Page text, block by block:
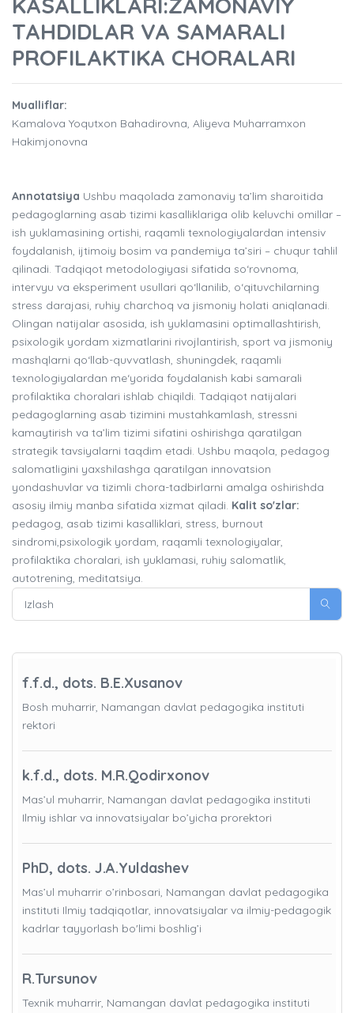
TAHDIDLAR VA SAMARALI
PROFILAKTIKA CHORALARI
Mualliflar:
Kamalova Yoqutxon Bahadirovna, Aliyeva Muharramxon
Hakimjonovna
Annotatsiya Ushbu maqolada zamonaviy ta’lim sharoitida
pedagoglarning asab tizimi kasalliklariga olib keluvchi omillar –
ish yuklamasining ortishi, raqamli texnologiyalardan intensiv
foydalanish, ijtimoiy bosim va pandemiya ta’siri – chuqur tahlil
qilinadi. Tadqiqot metodologiyasi sifatida so‘rovnoma,
intervyu va eksperiment usullari qo‘llanilib, o‘qituvchilarning
stress darajasi, ruhiy charchoq va jismoniy holati aniqlanadi.
Olingan natijalar asosida, ish yuklamasini optimallashtirish,
psixologik yordam xizmatlarini rivojlantirish, sport va jismoniy
mashqlarni qo‘llab-quvvatlash, shuningdek, raqamli
texnologiyalardan me‘yorida foydalanish kabi samarali
profilaktika choralari ishlab chiqildi. Tadqiqot natijalari
pedagoglarning asab tizimini mustahkamlash, stressni
kamaytirish va ta’lim tizimi sifatini oshirishga qaratilgan
strategik tavsiyalarni taqdim etadi. Ushbu maqola, pedagog
salomatligini yaxshilashga qaratilgan innovatsion
yondashuvlar va tizimli chora-tadbirlarni amalga oshirishda
asosiy ilmiy manba sifatida xizmat qiladi. Kalit so'zlar:
pedagog, asab tizimi kasalliklari, stress, burnout
sindromi,psixologik yordam, raqamli texnologiyalar,
profilaktika choralari, ish yuklamasi, ruhiy salomatlik,
autotrening, meditatsiya.
f.f.d., dots. B.E.Xusanov
Bosh muharrir, Namangan davlat pedagogika instituti
rektori
k.f.d., dots. M.R.Qodirxonov
Mas’ul muharrir, Namangan davlat pedagogika instituti
Ilmiy ishlar va innovatsiyalar bo’yicha prorektori
PhD, dots. J.A.Yuldashev
Mas’ul muharrir o’rinbosari, Namangan davlat pedagogika
instituti Ilmiy tadqiqotlar, innovatsiyalar va ilmiy-pedagogik
kadrlar tayyorlash bo'limi boshlig’i
R.Tursunov
Texnik muharrir, Namangan davlat pedagogika instituti